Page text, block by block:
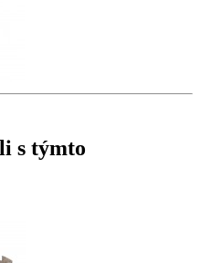
s týmto